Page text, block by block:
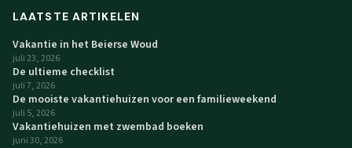
LAATSTE ARTIKELEN
Vakantie in het Beierse Woud
juli 23, 2026
De ultieme checklist
juli 7, 2026
De mooiste vakantiehuizen voor een familieweekend
juli 5, 2026
Vakantiehuizen met zwembad boeken
juni 30, 2026